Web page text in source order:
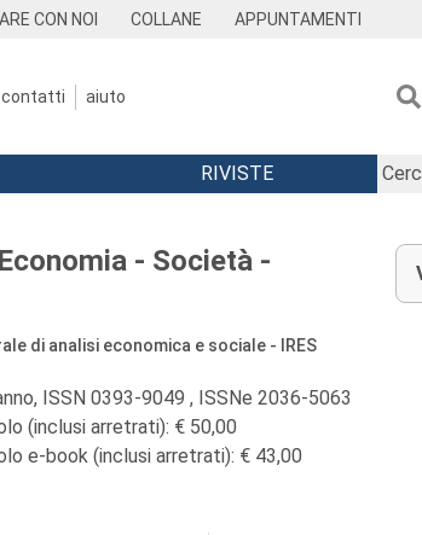
CON NOI COLLANE APPUNTAMENTI
contatti aiuto
RIVISTE
- Società -
di analisi economica e sociale - IRES
ISSN 0393-9049 , ISSNe 2036-5063
(inclusi arretrati): € 50,00
e-book (inclusi arretrati): € 43,00